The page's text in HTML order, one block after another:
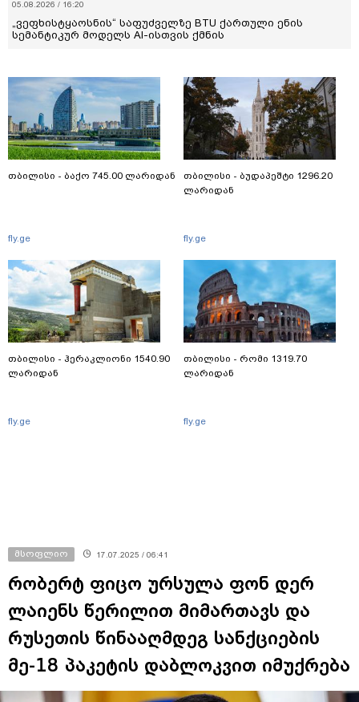
05.08.2026 / 16:20
„ვეფხისტყაოსნის“ საფუძველზე BTU ქართული ენის
სემანტიკურ მოდელს AI-ისთვის ქმნის
თბილისი - ბაქო 745.00 ლარიდან
fly.ge
თბილისი - ჰერაკლიონი 1540.90
ლარიდან
fly.ge
თბილისი - ბუდაპეშტი 1296.20
ლარიდან
fly.ge
თბილისი - რომი 1319.70
ლარიდან
fly.ge
მსოფლიო 17.07.2025 / 06:41
რობერტ ფიცო ურსულა ფონ დერ
ლაიენს წერილით მიმართავს და
რუსეთის წინააღმდეგ სანქციების
მე-18 პაკეტის დაბლოკვით იმუქრება